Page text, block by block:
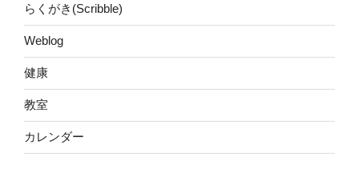
らくがき(Scribble)
Weblog
健康
教室
カレンダー